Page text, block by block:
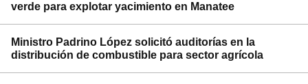
verde para explotar yacimiento en Manatee
Ministro Padrino López solicitó auditorías en la
distribución de combustible para sector agrícola